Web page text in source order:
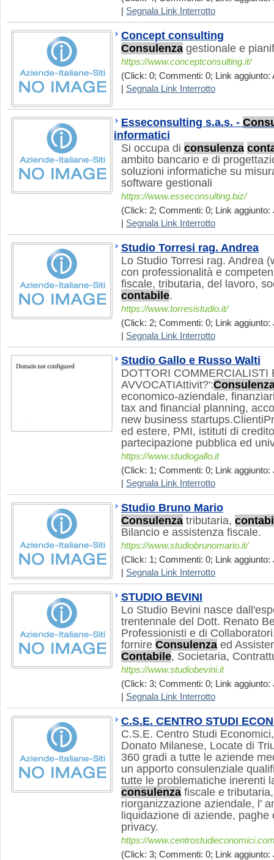
Segnala Link Interrotto
Concept consulting
Consulenza gestionale e
https://www.conceptconsulting.it/
(Click: 0; Commenti: 0; Link aggiunto:
Segnala Link Interrotto
Esseconsulting s.a.s. -
informatici
Si occupa di consulenza
ambito bancario e di
soluzioni informatiche su
software gestionali
https://www.esseconsulting.biz/
(Click: 2; Commenti: 0; Link aggiunto:
Segnala Link Interrotto
Studio Torresi rag. Andrea
Lo Studio Torresi rag. Andrea
con professionalità e
fiscale, tributaria, del lavoro,
contabile.
https://www.torresistudio.it/
(Click: 2; Commenti: 0; Link aggiunto:
Segnala Link Interrotto
Studio Gallo e Russo Walti
DOTTORI COMMERCIALISTI
AVVOCATIAttivit?':
economico-aziendale,
tax and financial planning,
new business
ed estere, PMI, istituti di
partecipazione pubblica ed
https://www.studiogallo.it
(Click: 1; Commenti: 0; Link aggiunto:
Segnala Link Interrotto
Studio Bruno Mario
Consulenza tributaria,
Bilancio e assistenza fiscale.
https://www.studiobrunomario.it/
(Click: 1; Commenti: 0; Link aggiunto:
Segnala Link Interrotto
STUDIO BEVINI
Lo Studio Bevini nasce
trentennale del Dott. Renato
Professionisti e di
fornire Consulenza ed
Contabile, Societaria,
https://www.studiobevini.it
(Click: 3; Commenti: 0; Link aggiunto:
Segnala Link Interrotto
C.S.E. CENTRO STUDI
C.S.E. Centro Studi
Donato Milanese, Locate di
360 gradi a tutte le aziende
un apporto consulenziale
tutte le problematiche inerenti
consulenza fiscale e
riorganizzazione aziendale, l'
liquidazione di aziende,
privacy.
https://
(Click: 3; Commenti: 0; Link aggiunto: